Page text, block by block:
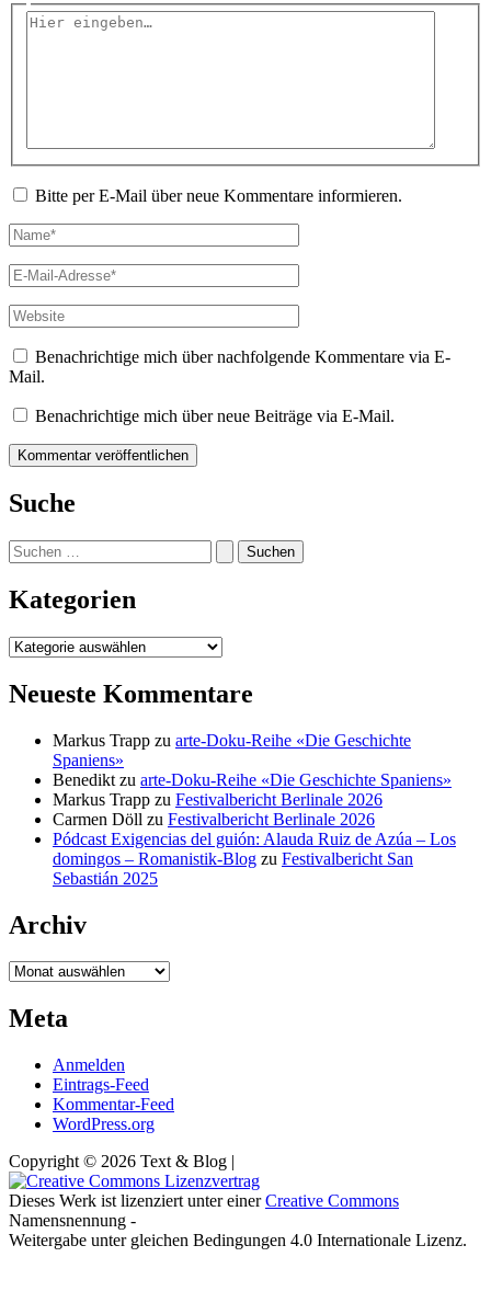
Hier
Bitte per E-Mail über neue Kommentare informieren.
Name*
E-
Mail-
Adresse*
Website
Benachrichtige mich über nachfolgende Kommentare via E-
Mail.
Benachrichtige mich über neue Beiträge via E-Mail.
Suche
Suchen
nach:
Kategorien
Kategorien
Neueste Kommentare
Markus Trapp zu arte-Doku-Reihe «Die Geschichte
Spaniens»
Benedikt zu arte-Doku-Reihe «Die Geschichte Spaniens»
Markus Trapp zu Festivalbericht Berlinale 2026
Carmen Döll zu Festivalbericht Berlinale 2026
Pódcast Exigencias del guión: Alauda Ruiz de Azúa – Los
domingos – Romanistik-Blog zu Festivalbericht San
Sebastián 2025
Archiv
Archiv
Meta
Anmelden
Eintrags-Feed
Kommentar-Feed
WordPress.org
Copyright © 2026 Text & Blog |
Dieses Werk ist lizenziert unter einerCreative Commons
Namensnennung -
Weitergabe unter gleichen Bedingungen 4.0 Internationale Lizenz.